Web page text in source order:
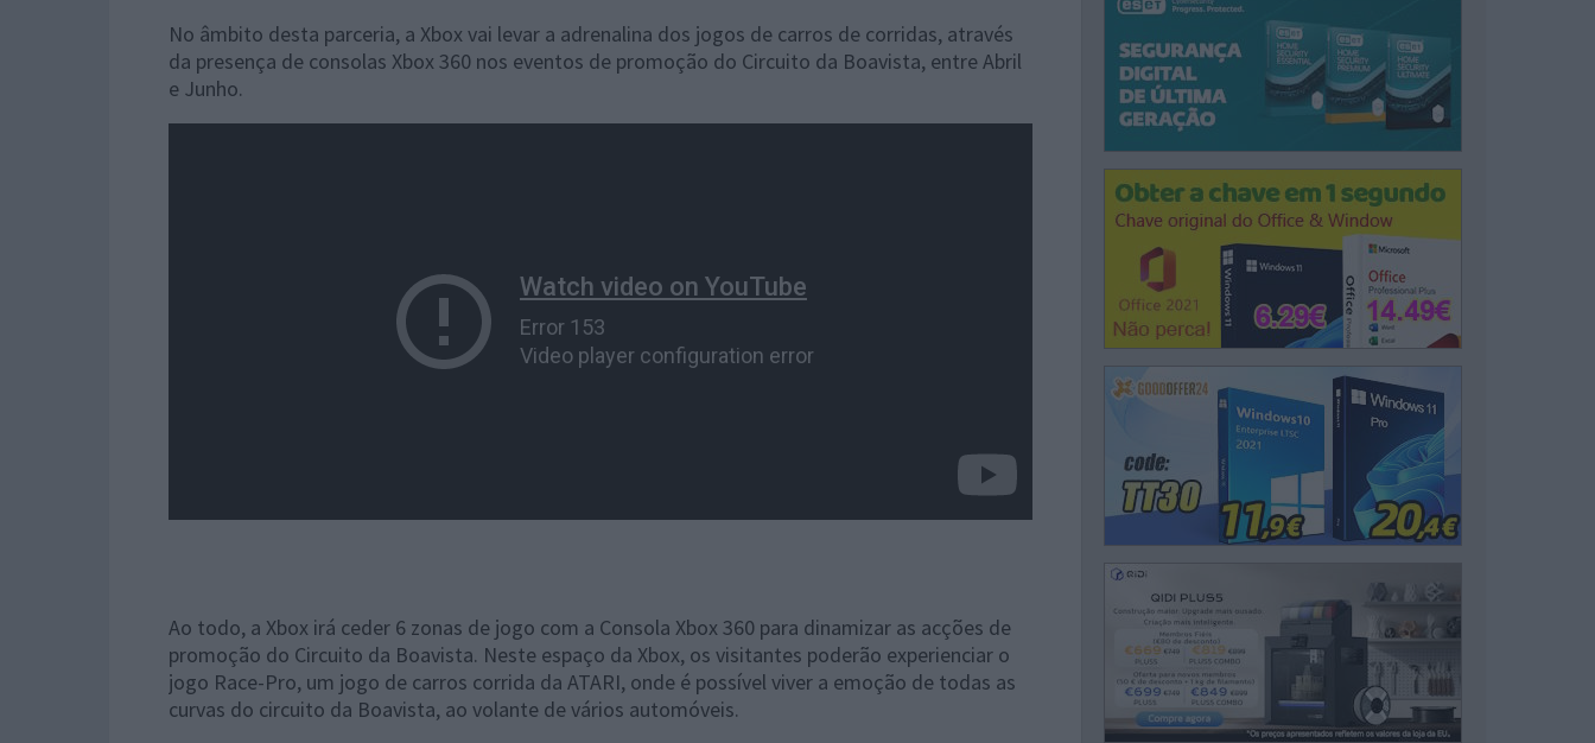
No âmbito desta parceria, a Xbox vai levar a adrenalina dos jogos de carros de corridas, através
da presença de consolas Xbox 360 nos eventos de promoção do Circuito da Boavista, entre Abril
e Junho.
Ao todo, a Xbox irá ceder 6 zonas de jogo com a Consola Xbox 360 para dinamizar as acções de
promoção do Circuito da Boavista. Neste espaço da Xbox, os visitantes poderão experienciar o
jogo Race-Pro, um jogo de carros corrida da ATARI, onde é possível viver a emoção de todas as
curvas do circuito da Boavista, ao volante de vários automóveis.